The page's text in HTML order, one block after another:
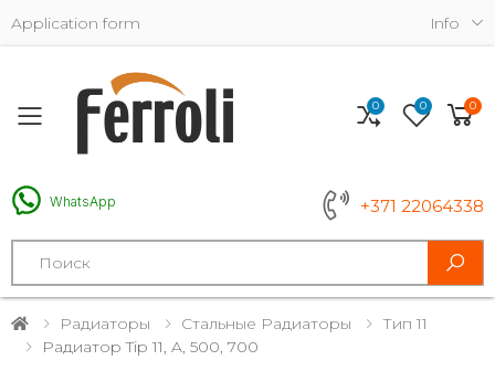
Application form Info
Toggle mobile menu
WhatsApp +371 22064338
Search
0 0 0
Радиаторы Стальные Радиаторы
Тип 11
Радиатор Tip 11, A, 500, 700